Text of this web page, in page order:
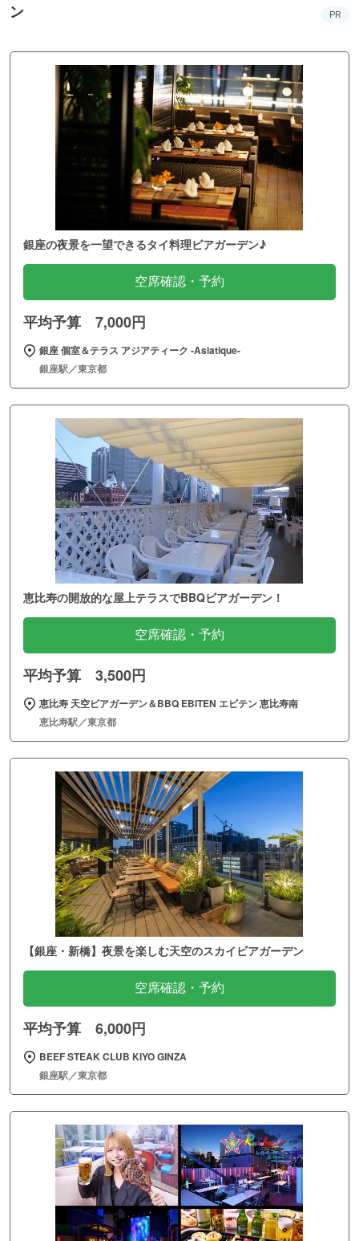
ン
PR
銀座の夜景を一望できるタイ料理ビアガーデン♪
空席確認・予約
平均予算 7,000円
銀座 個室＆テラス アジアティーク ‐Asiatique‐
銀座駅／東京都
恵比寿の開放的な屋上テラスでBBQビアガーデン！
空席確認・予約
平均予算 3,500円
恵比寿 天空ビアガーデン＆BBQ EBITEN エビテン 恵比寿南
恵比寿駅／東京都
【銀座・新橋】夜景を楽しむ天空のスカイビアガーデン
空席確認・予約
平均予算 6,000円
BEEF STEAK CLUB KIYO GINZA
銀座駅／東京都